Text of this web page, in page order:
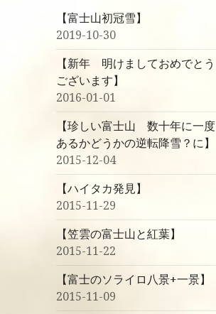
【富士山初冠雪】
2019-10-30
【新年 明けましておめでとう
ございます】
2016-01-01
【珍しい富士山 数十年に一度
あるかどうかの逆転降雪？に】
2015-12-04
【ハイタカ発見】
2015-11-29
【笠雲の富士山と紅葉】
2015-11-22
【富士のソライロ八景+一景】
2015-11-09